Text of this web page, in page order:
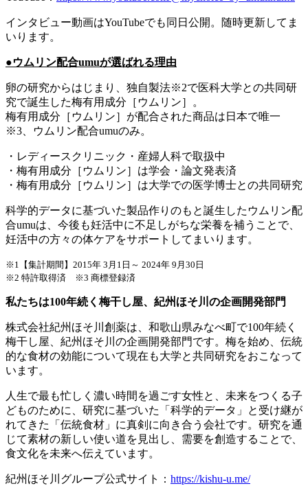
インタビュー動画はYouTubeでも同日公開。随時更新してま
いります。
●ウムリン配合umuが選ばれる理由
卵の研究からはじまり、独自製法※2で医科大学との共同研
究で誕生した梅有用成分［ウムリン］。
梅有用成分［ウムリン］が配合された商品は日本で唯一
※3、ウムリン配合umuのみ。
・レディースクリニック・産婦人科で取扱中
・梅有用成分［ウムリン］は学会・論文発表済
・梅有用成分［ウムリン］は大学での医学博士との共同研究
科学的データに基づいた製品作りのもと誕生したウムリン配
合umuは、今後も妊活中に不足しがちな栄養を補うことで、
妊活中の方々の体ケアをサポートしてまいります。
※1【集計期間】2015年 3月1日～ 2024年 9月30日
※2 特許取得済 ※3 商標登録済
私たちは100年続く梅干し屋、紀州ほそ川の企画開発部門
株式会社紀州ほそ川創薬は、和歌山県みなべ町で100年続く
梅干し屋、紀州ほそ川の企画開発部門です。梅を始め、伝統
的な食材の効能について現在も大学と共同研究をおこなって
います。
人生で最も忙しく濃い時間を過ごす女性と、未来をつくる子
どものために、研究に基づいた「科学的データ」と受け継が
れてきた「伝統食材」に真剣に向き合う会社です。研究を通
じて素材の新しい使い道を見出し、需要を創造することで、
食文化を未来へ伝えています。
紀州ほそ川グループ公式サイト： https://kishu-u.me/